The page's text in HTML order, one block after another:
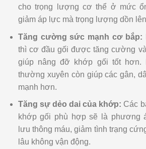
cho trọng lượng cơ thể ở mức
giảm áp lực mà trọng lượng dồn
Tăng cường sức mạnh cơ bắp:
thì cơ đầu gối được tăng cường
giúp nâng đỡ khớp gối tốt hơn.
thường xuyên còn giúp các gân,
mạnh hơn.
Tăng sự dẻo dai của khớp: Các
khớp gối phù hợp sẽ là phương
lưu thông máu, giảm tình trạng
lâu không vận động.